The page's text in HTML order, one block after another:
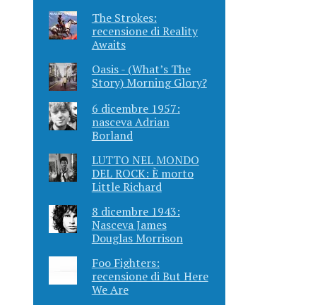
The Strokes:
recensione di Reality
Awaits
Oasis - (What’s The
Story) Morning Glory?
6 dicembre 1957:
nasceva Adrian
Borland
LUTTO NEL MONDO
DEL ROCK: È morto
Little Richard
8 dicembre 1943:
Nasceva James
Douglas Morrison
Foo Fighters:
recensione di But Here
We Are